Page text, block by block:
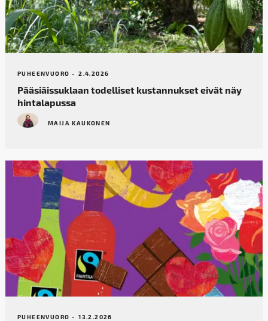
PUHEENVUORO - 2.4.2026
Pääsiäissuklaan todelliset kustannukset eivät näy
hintalapussa
MAIJA KAUKONEN
PUHEENVUORO - 13.2.2026